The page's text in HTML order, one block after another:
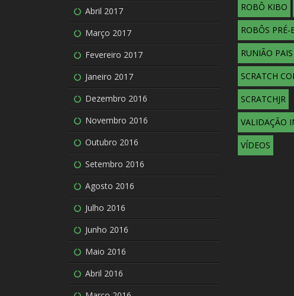
Abril 2017
Março 2017
Fevereiro 2017
Janeiro 2017
Dezembro 2016
Novembro 2016
Outubro 2016
Setembro 2016
Agosto 2016
Julho 2016
Junho 2016
Maio 2016
Abril 2016
ROBÔ KIBO
ROBÔS PRÉ-
RUNIÃO PAIS
SCRATCH
SCRATCHJR
VALIDAÇÃO
VÍDEOS